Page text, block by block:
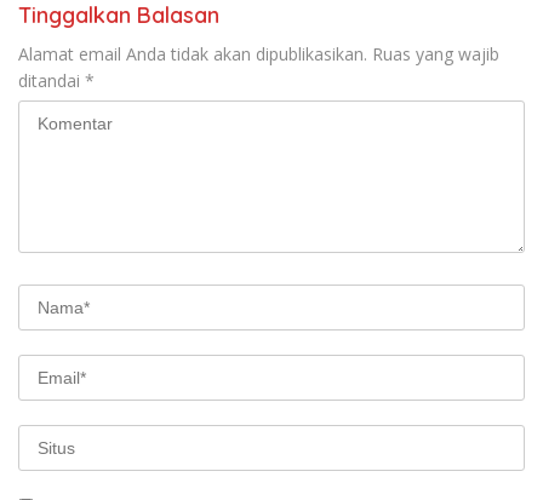
Tinggalkan Balasan
Alamat email Anda tidak akan dipublikasikan. Ruas yang wajib
ditandai *